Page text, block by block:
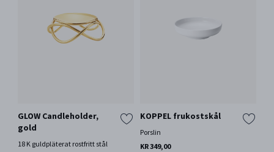
GLOW Candleholder,
gold
18 K guldpläterat rostfritt stål
KOPPEL frukostskål
Porslin
KR 349,00